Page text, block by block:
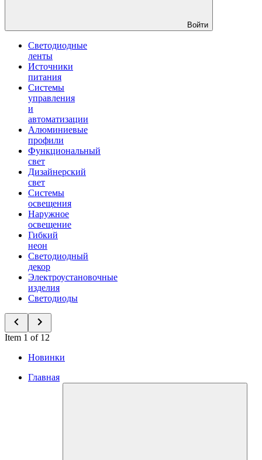
Войти
Светодиодные
ленты
Источники
питания
Системы
управления
и
автоматизации
Алюминиевые
профили
Функциональный
свет
Дизайнерский
свет
Системы
освещения
Наружное
освещение
Гибкий
неон
Светодиодный
декор
Электроустановочные
изделия
Светодиоды
Item 1 of 12
Новинки
Главная